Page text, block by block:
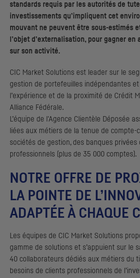
standards requis par les autorités de
investissements qu’impliquent cet
mouvant ne peuvent être sous-estimés
l’objet d’externalisation, pour gagner
sur son activité.
CIC Market Solutions est leader sur le
gestion de portefeuilles indépendantes
l’expérience et de la proximité de Crédit
Alliance Fédérale.
L’équipe de l'Agence Clientèle Déposée
liées aux métiers de la tenue de compte-
sociétés de gestion, des banques privées
professionnels (plus de 35 000 comptes).
NOTRE OFFRE DE
LA POINTE DE
ADAPTÉE À CHAQUE
Les équipes de CIC Market Solutions
gamme de solutions et s’appuient sur le
40 collaborateurs dédiés aux métiers du
besoins de clients professionnels de